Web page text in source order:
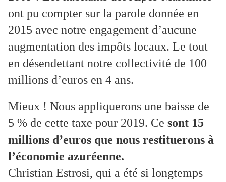
ont pu compter sur la parole donnée en
2015 avec notre engagement d’aucune
augmentation des impôts locaux. Le tout
en désendettant notre collectivité de 100
millions d’euros en 4 ans.
Mieux ! Nous appliquerons une baisse de
5 % de cette taxe pour 2019. Ce sont 15
millions d’euros que nous restituerons à
l’économie azuréenne.
Christian Estrosi, qui a été si longtemps